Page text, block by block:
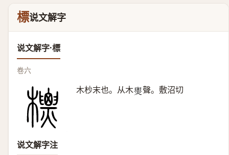
標说文解字
说文解字·標
卷六
木杪末也。从木𤐫 聲。敷沼切
说文解字注